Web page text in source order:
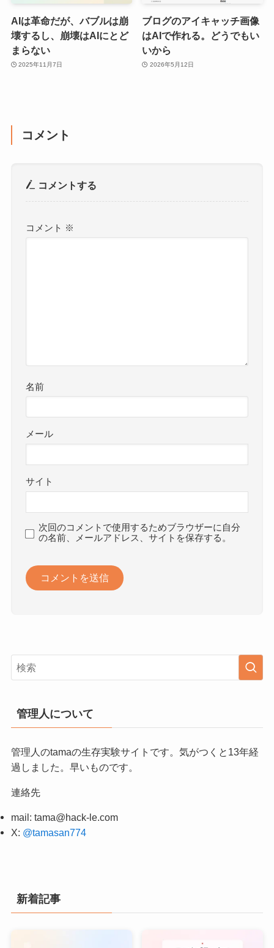
AIは革命だが、バブルは崩
壊するし、崩壊はAIにとど
まらない
2025年11月7日
ブログのアイキャッチ画像
はAIで作れる。どうでもい
いから
2026年5月12日
コメント
コメントする
コメント ※
名前
メール
サイト
次回のコメントで使用するためブラウザーに自分
の名前、メールアドレス、サイトを保存する。
管理人について
管理人のtamaの生存実験サイトです。気がつくと13年経
過しました。早いものです。
連絡先
mail: tama@hack-le.com
X: @tamasan774
新着記事